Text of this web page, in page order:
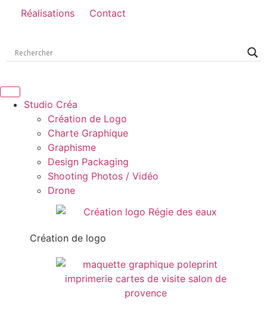
Réalisations Contact
Studio Créa
Création de Logo
Charte Graphique
Graphisme
Design Packaging
Shooting Photos / Vidéo
Drone
Création de logo